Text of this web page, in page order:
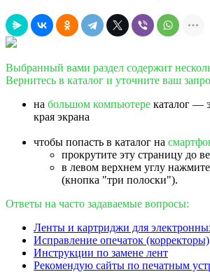
Выбранный вами раздел содержит
Вернитесь в каталог и уточните ваш
на большом компьютере каталог —
края экрана
чтобы попасть в каталог на
прокрутите эту страницу до
в левом верхнем углу
(кнопка "три полоски").
Ответы на часто задаваемые вопросы:
Ленты и картриджи для
Исправление опечаток (корректоры)
Инструкции по замене лент
Рекомендую сайты по печатным